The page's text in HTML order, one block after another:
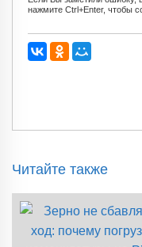
нажмите Ctrl+Enter, чтобы
Читайте также